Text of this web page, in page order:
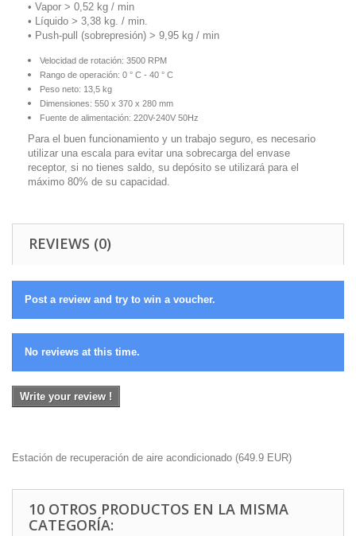
• Vapor > 0,52 kg / min
• Líquido > 3,38 kg. / min.
• Push-pull (sobrepresión) > 9,95 kg / min
Velocidad de rotación: 3500 RPM
Rango de operación: 0 ° C - 40 ° C
Peso neto: 13,5 kg
Dimensiones: 550 x 370 x 280 mm
Fuente de alimentación: 220V-240V 50Hz
Para el buen funcionamiento y un trabajo seguro, es necesario
utilizar una escala para evitar una sobrecarga del envase
receptor, si no tienes saldo, su depósito se utilizará para el
máximo 80% de su capacidad.
REVIEWS (0)
Post a review and try to win a voucher.
No reviews at this time.
Write your review !
Estación de recuperación de aire acondicionado (649.9 EUR)
10 OTROS PRODUCTOS EN LA MISMA
CATEGORÍA: